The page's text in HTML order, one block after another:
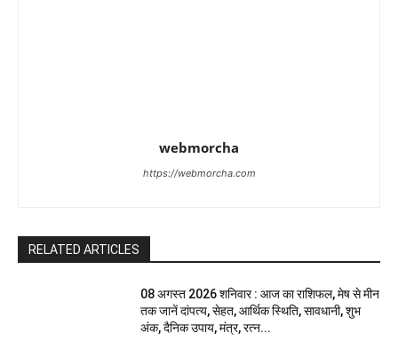
webmorcha
https://webmorcha.com
RELATED ARTICLES
08 अगस्त 2026 शनिवार : आज का राशिफल, मेष से मीन
तक जानें दांपत्य, सेहत, आर्थिक स्थिति, सावधानी, शुभ
अंक, दैनिक उपाय, मंत्र, रत्न...